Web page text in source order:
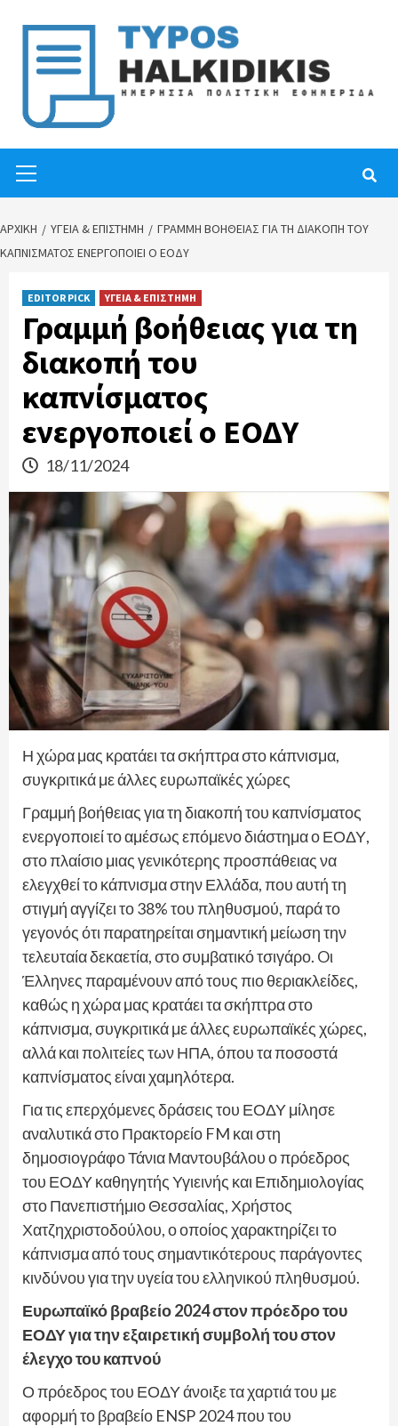
content
Menu
ΑΡΧΙΚΉ ΥΓΕΙΑ & ΕΠΙΣΤΗΜΗ
ΓΡΑΜΜΉ ΒΟΉΘΕΙΑΣ ΓΙΑ ΤΗ ΔΙΑΚΟΠΉ ΤΟΥ
ΚΑΠΝΊΣΜΑΤΟΣ ΕΝΕΡΓΟΠΟΙΕΊ Ο ΕΟΔΥ
EDITOR PICK ΥΓΕΙΑ & ΕΠΙΣΤΗΜΗ
Γραμμή βοήθειας για τη
διακοπή του
καπνίσματος
ενεργοποιεί ο ΕΟΔΥ
18/11/2024
Η χώρα μας κρατάει τα σκήπτρα στο κάπνισμα,
συγκριτικά με άλλες ευρωπαϊκές χώρες
Γραμμή βοήθειας για τη διακοπή του καπνίσματος
ενεργοποιεί το αμέσως επόμενο διάστημα ο ΕΟΔΥ,
στο πλαίσιο μιας γενικότερης προσπάθειας να
ελεγχθεί το κάπνισμα στην Ελλάδα, που αυτή τη
στιγμή αγγίζει το 38% του πληθυσμού, παρά το
γεγονός ότι παρατηρείται σημαντική μείωση την
τελευταία δεκαετία, στο συμβατικό τσιγάρο. Oι
Έλληνες παραμένουν από τους πιο θεριακλείδες,
καθώς η χώρα μας κρατάει τα σκήπτρα στο
κάπνισμα, συγκριτικά με άλλες ευρωπαϊκές χώρες,
αλλά και πολιτείες των ΗΠΑ, όπου τα ποσοστά
καπνίσματος είναι χαμηλότερα.
Για τις επερχόμενες δράσεις του ΕΟΔΥ μίλησε
αναλυτικά στο Πρακτορείο FM και στη
δημοσιογράφο Τάνια Μαντουβάλου ο πρόεδρος
του ΕΟΔΥ καθηγητής Υγιεινής και Επιδημιολογίας
στο Πανεπιστήμιο Θεσσαλίας, Χρήστος
Χατζηχριστοδούλου, ο οποίος χαρακτηρίζει το
κάπνισμα από τους σημαντικότερους παράγοντες
κινδύνου για την υγεία του ελληνικού πληθυσμού.
Ευρωπαϊκό βραβείο 2024 στον πρόεδρο του
ΕΟΔΥ για την εξαιρετική συμβολή του στον
έλεγχο του καπνού
Ο πρόεδρος του ΕΟΔΥ άνοιξε τα χαρτιά του με
αφορμή το βραβείο ENSP 2024 που του